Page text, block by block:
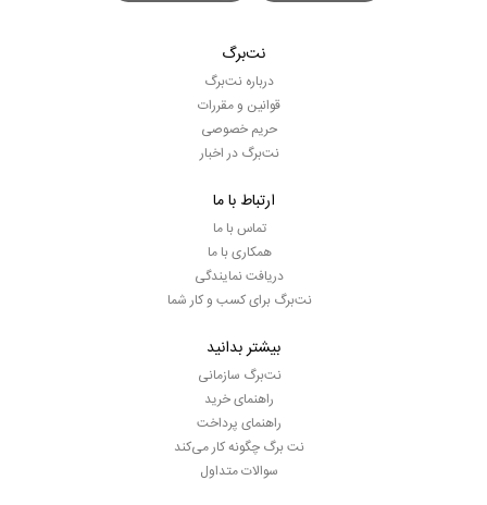
نت‌برگ
درباره نت‌برگ
قوانین و مقررات
حریم خصوصی
نت‌برگ در اخبار
ارتباط با ما
تماس با ما
همکاری با ما
دریافت نمایندگی
نت‌برگ برای کسب و کار شما
بیشتر بدانید
نت‌برگ سازمانی
راهنمای خرید
راهنمای پرداخت
نت برگ چگونه کار می‌کند
سوالات متداول